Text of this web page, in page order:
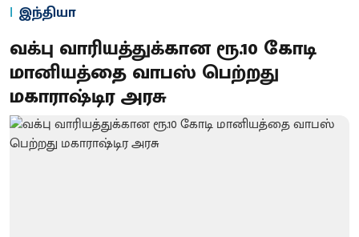
இந்தியா
வக்பு வாரியத்துக்கான ரூ.10 கோடி
மானியத்தை வாபஸ் பெற்றது
மகாராஷ்டிர அரசு